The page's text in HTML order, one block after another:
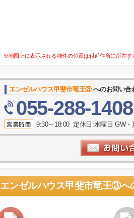
※地図上に表示される物件の位置は付近住所に所在す
エンゼルハウス甲斐市竜王③へのお問い合
055-288-1408
9:30～18:00 定休日:水曜日 GW・
エンゼルハウス甲斐市竜王③へ